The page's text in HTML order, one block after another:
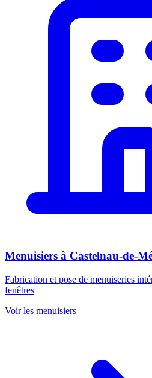
Menuisiers à Castelnau-de-
Fabrication et pose de menuiseries
fenêtres
Voir les menuisiers